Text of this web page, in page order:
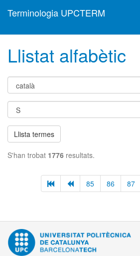
Terminologia UPCTERM
Llistat alfabètic
Llista termes
S'han trobat 1776 resultats.
85 86 87